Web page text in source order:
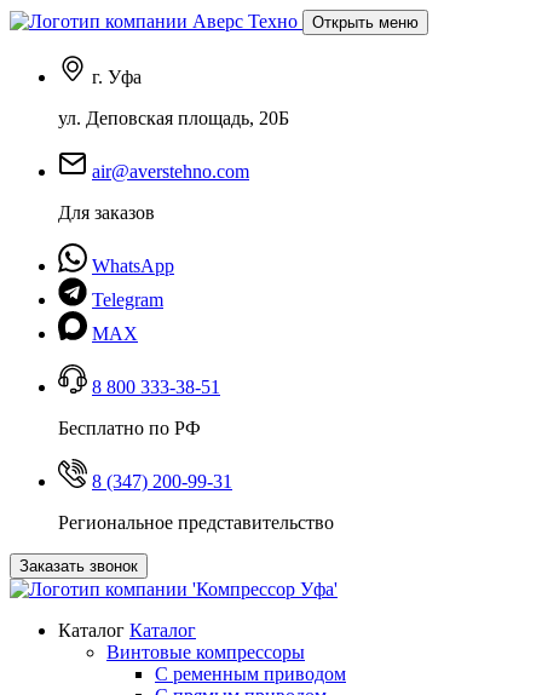
Открыть меню
г. Уфа
ул. Деповская площадь, 20Б
air@averstehno.com
Для заказов
WhatsApp
Telegram
MAX
8 800 333-38-51
Бесплатно по РФ
8 (347) 200-99-31
Региональное представительство
Заказать звонок
Каталог Каталог
Винтовые компрессоры
С ременным приводом